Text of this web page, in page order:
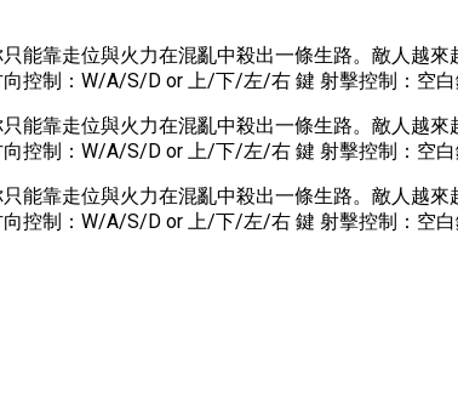
能靠走位與火力在混亂中殺出一條生路。敵人越
控制：W/A/S/D or 上/下/左/右 鍵 射擊控制：空
能靠走位與火力在混亂中殺出一條生路。敵人越
控制：W/A/S/D or 上/下/左/右 鍵 射擊控制：空
能靠走位與火力在混亂中殺出一條生路。敵人越
控制：W/A/S/D or 上/下/左/右 鍵 射擊控制：空